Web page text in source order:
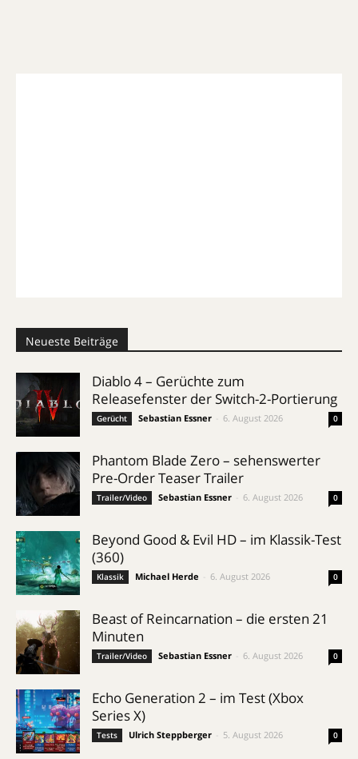
Neueste Beiträge
Diablo 4 – Gerüchte zum
Releasefenster der Switch-2-Portierung
Gerücht Sebastian Essner 6. August 2026 0
Phantom Blade Zero – sehenswerter
Pre-Order Teaser Trailer
Trailer/Video Sebastian Essner 6. August 2026 0
Beyond Good & Evil HD – im Klassik-Test
(360)
Klassik Michael Herde 6. August 2026 0
Beast of Reincarnation – die ersten 21
Minuten
Trailer/Video Sebastian Essner 6. August 2026 0
Echo Generation 2 – im Test (Xbox
Series X)
Tests Ulrich Steppberger 5. August 2026 0